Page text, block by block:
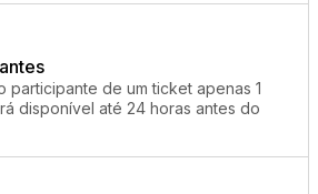
participante de um ticket apenas 1
disponível até 24 horas antes do